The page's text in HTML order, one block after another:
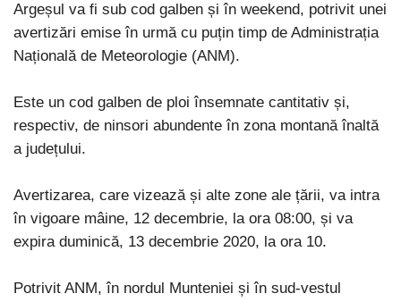
Argeșul va fi sub cod galben și în weekend, potrivit unei
avertizări emise în urmă cu puțin timp de Administrația
Națională de Meteorologie (ANM).
Este un cod galben de ploi însemnate cantitativ și,
respectiv, de ninsori abundente în zona montană înaltă
a județului.
Avertizarea, care vizează și alte zone ale țării, va intra
în vigoare mâine, 12 decembrie, la ora 08:00, și va
expira duminică, 13 decembrie 2020, la ora 10.
Potrivit ANM, în nordul Munteniei și în sud-vestul